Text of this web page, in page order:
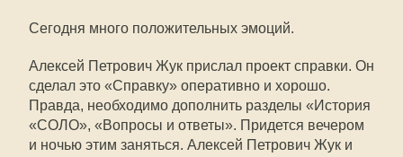
Сегодня много положительных эмоций.
Алексей Петрович Жук прислал проект справки. Он
сделал это «Справку» оперативно и хорошо.
Правда, необходимо дополнить разделы «История
«СОЛО», «Вопросы и ответы». Придется вечером
и ночью этим заняться. Алексей Петрович Жук и